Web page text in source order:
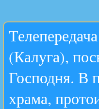
(Калуга),
Господня. В
храма,